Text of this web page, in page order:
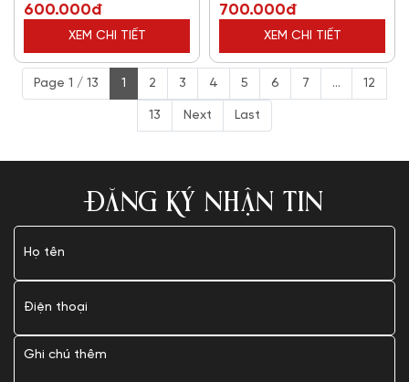
600.000đ
XEM CHI TIẾT
700.000đ
XEM CHI TIẾT
Page 1 / 13 1 2 3 4 5 6 7 ... 12
13 Next Last
ĐĂNG KÝ NHẬN TIN